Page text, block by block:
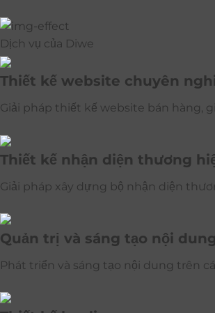
Dịch vụ của Diwe
Thiết kế website chuyên
Giải pháp thiết kế website bán hàng,
Thiết kế nhận diện thương
Giải pháp xây dựng bộ nhận diện
Quản trị và sáng tạo nội dung
Phát triển và sáng tạo nội dung trên